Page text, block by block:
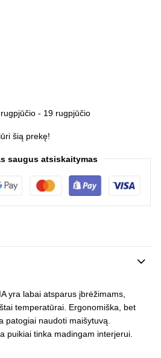
SILVER quantity
- 19 rugpjūčio
šią prekę!
saugus atsiskaitymas
yra labai atsparus įbrėžimams,
temperatūrai. Ergonomiška, bet
patogiai naudoti maišytuvą.
puikiai tinka madingam interjerui.